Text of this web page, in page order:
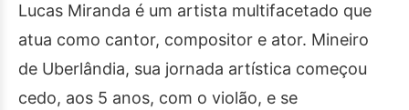
Lucas Miranda é um artista multifacetado que
atua como cantor, compositor e ator. Mineiro
de Uberlândia, sua jornada artística começou
cedo, aos 5 anos, com o violão, e se